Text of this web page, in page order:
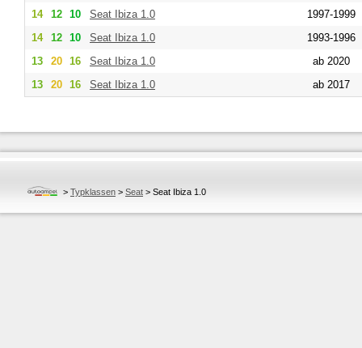
14
12 10 Seat Ibiza 1.0
1997-1999
14
12 10 Seat Ibiza 1.0
1993-1996
13
20 16 Seat Ibiza 1.0
ab 2020
13
20 16 Seat Ibiza 1.0 ab 2017
> Typklassen > Seat > Seat Ibiza 1.0